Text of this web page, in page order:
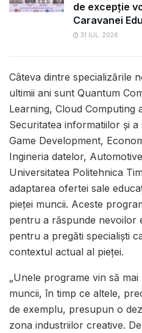
de excepție
Caravanei
31 IUL. 2026
Câteva dintre specializările
ultimii ani sunt Quantum
Learning, Cloud Computing
Securitatea informatiilor și
Game Development,
Ingineria datelor,
Universitatea Politehnica
adaptarea ofertei sale
pieței muncii. Aceste
pentru a răspunde nevoilor
pentru a pregăti specialiști
contextul actual al pieței.
„Unele programe vin să
muncii, în timp ce altele,
de exemplu, presupun o
zona industriilor creative.